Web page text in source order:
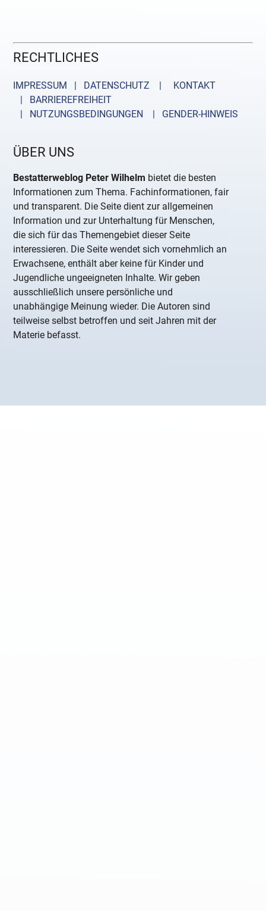
RECHTLICHES
IMPRESSUM | DATENSCHUTZ |
KONTAKT
| BARRIEREFREIHEIT
| NUTZUNGSBEDINGUNGEN
| GENDER-HINWEIS
ÜBER UNS
Bestatterweblog Peter Wilhelm bietet die besten
Informationen zum Thema. Fachinformationen, fair
und transparent. Die Seite dient zur allgemeinen
Information und zur Unterhaltung für Menschen,
die sich für das Themengebiet dieser Seite
interessieren. Die Seite wendet sich vornehmlich an
Erwachsene, enthält aber keine für Kinder und
Jugendliche ungeeigneten Inhalte. Wir geben
ausschließlich unsere persönliche und
unabhängige Meinung wieder. Die Autoren sind
teilweise selbst betroffen und seit Jahren mit der
Materie befasst.